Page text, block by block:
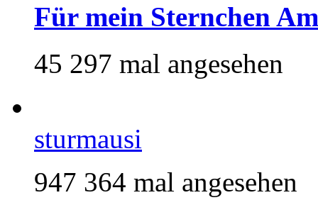
Für mein Sternchen
45 297 mal angesehen
sturmausi
947 364 mal angesehen